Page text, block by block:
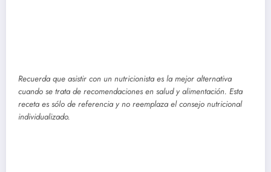
Recuerda que asistir con un nutricionista es la mejor alternativa
cuando se trata de recomendaciones en salud y alimentación. Esta
receta es sólo de referencia y no reemplaza el consejo nutricional
individualizado.